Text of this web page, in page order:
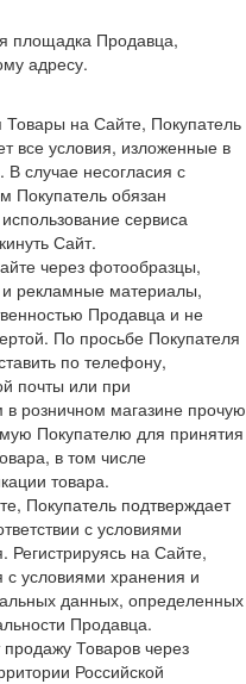
площадка Продавца,
адресу.
Товары на Сайте, Покупатель
все условия, изложенные в
случае несогласия с
Покупатель обязан
сервиса
Сайт.
через фотообразцы,
и рекламные материалы,
Продавца и не
По просьбе Покупателя
по телефону,
почты или при
розничном магазине прочую
Покупателю для принятия
в том числе
товара.
Покупатель подтверждает
с условиями
на Сайте,
с условиями хранения и
данных, определенных
Продавца.
Товаров через
Российской